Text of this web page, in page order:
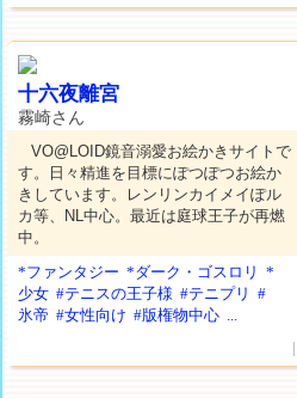
十六夜離宮
霧崎さん
VO@LOID鏡音溺愛お絵かきサイトで
す。日々精進を目標にぽつぽつお絵か
きしています。レンリンカイメイぽル
カ等、NL中心。最近は庭球王子が再燃
中。
*ファンタジー *ダーク・ゴスロリ
*
少女 #テニスの王子様 #テニプリ
#
氷帝 #女性向け #版権物中心 ...